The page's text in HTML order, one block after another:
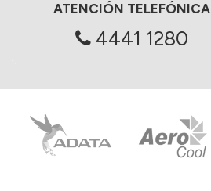
ATENCIÓN TELEFÓNICA
4441 1280